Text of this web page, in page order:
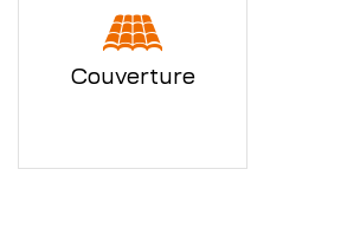
Couverture